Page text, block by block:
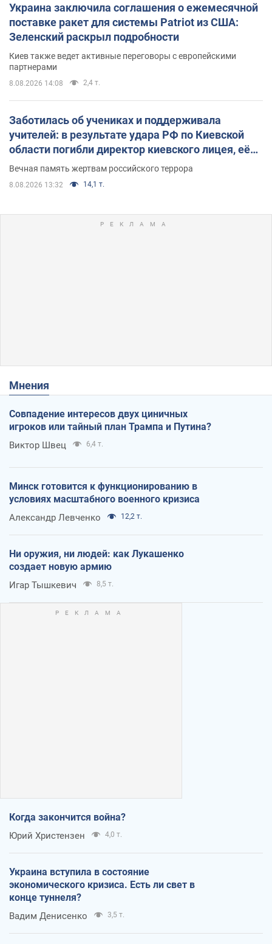
Украина заключила соглашения о ежемесячной
поставке ракет для системы Patriot из США:
Зеленский раскрыл подробности
Киев также ведет активные переговоры с европейскими
партнерами
8.08.2026 14:08 2,4 т.
Заботилась об учениках и поддерживала
учителей: в результате удара РФ по Киевской
области погибли директор киевского лицея, её
муж и внук
Вечная память жертвам российского террора
8.08.2026 13:32 14,1 т.
Мнения
Совпадение интересов двух циничных
игроков или тайный план Трампа и Путина?
Виктор Швец 6,4 т.
Минск готовится к функционированию в
условиях масштабного военного кризиса
Александр Левченко 12,2 т.
Ни оружия, ни людей: как Лукашенко
создает новую армию
Игар Тышкевич 8,5 т.
Когда закончится война?
Юрий Христензен 4,0 т.
Украина вступила в состояние
экономического кризиса. Есть ли свет в
конце туннеля?
Вадим Денисенко 3,5 т.